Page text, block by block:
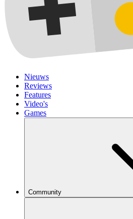
Nieuws
Reviews
Features
Video's
Games
Community